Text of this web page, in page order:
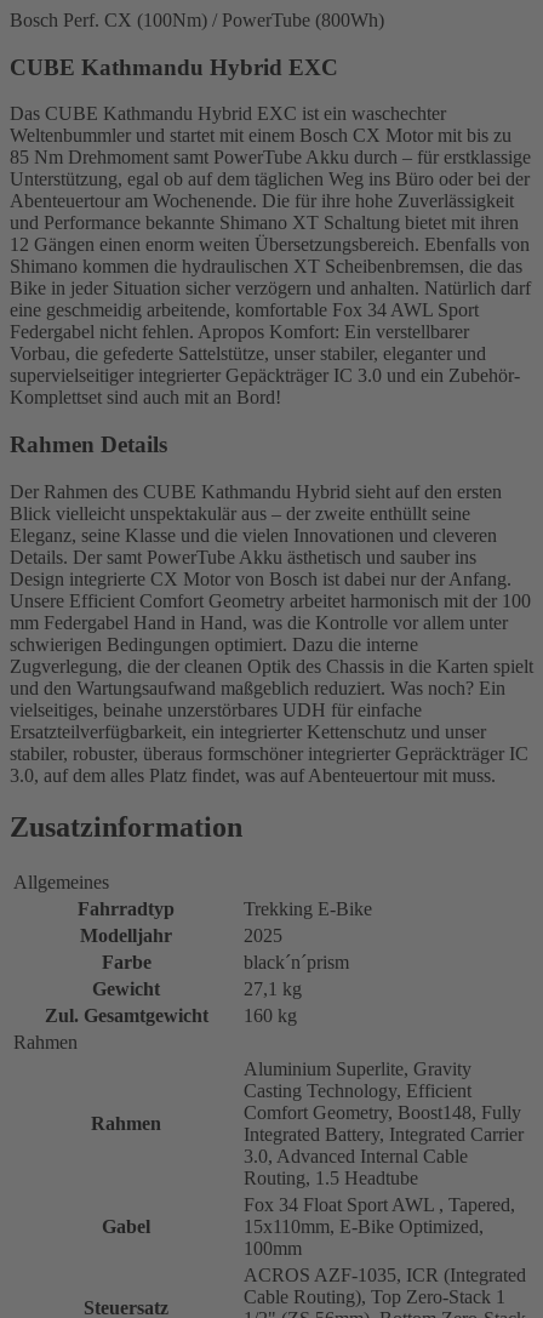
Bosch Perf. CX (100Nm) / PowerTube (800Wh)
CUBE Kathmandu Hybrid EXC
Das CUBE Kathmandu Hybrid EXC ist ein waschechter
Weltenbummler und startet mit einem Bosch CX Motor mit bis zu
85 Nm Drehmoment samt PowerTube Akku durch – für erstklassige
Unterstützung, egal ob auf dem täglichen Weg ins Büro oder bei der
Abenteuertour am Wochenende. Die für ihre hohe Zuverlässigkeit
und Performance bekannte Shimano XT Schaltung bietet mit ihren
12 Gängen einen enorm weiten Übersetzungsbereich. Ebenfalls von
Shimano kommen die hydraulischen XT Scheibenbremsen, die das
Bike in jeder Situation sicher verzögern und anhalten. Natürlich darf
eine geschmeidig arbeitende, komfortable Fox 34 AWL Sport
Federgabel nicht fehlen. Apropos Komfort: Ein verstellbarer
Vorbau, die gefederte Sattelstütze, unser stabiler, eleganter und
supervielseitiger integrierter Gepäckträger IC 3.0 und ein Zubehör-
Komplettset sind auch mit an Bord!
Rahmen Details
Der Rahmen des CUBE Kathmandu Hybrid sieht auf den ersten
Blick vielleicht unspektakulär aus – der zweite enthüllt seine
Eleganz, seine Klasse und die vielen Innovationen und cleveren
Details. Der samt PowerTube Akku ästhetisch und sauber ins
Design integrierte CX Motor von Bosch ist dabei nur der Anfang.
Unsere Efficient Comfort Geometry arbeitet harmonisch mit der 100
mm Federgabel Hand in Hand, was die Kontrolle vor allem unter
schwierigen Bedingungen optimiert. Dazu die interne
Zugverlegung, die der cleanen Optik des Chassis in die Karten spielt
und den Wartungsaufwand maßgeblich reduziert. Was noch? Ein
vielseitiges, beinahe unzerstörbares UDH für einfache
Ersatzteilverfügbarkeit, ein integrierter Kettenschutz und unser
stabiler, robuster, überaus formschöner integrierter Gepräckträger IC
3.0, auf dem alles Platz findet, was auf Abenteuertour mit muss.
Zusatzinformation
Allgemeines
Fahrradtyp
Trekking E-Bike
Modelljahr
2025
Farbe
black´n´prism
Gewicht
27,1 kg
Zul. Gesamtgewicht
160 kg
Rahmen
Rahmen
Aluminium Superlite, Gravity
Casting Technology, Efficient
Comfort Geometry, Boost148, Fully
Integrated Battery, Integrated Carrier
3.0, Advanced Internal Cable
Routing, 1.5 Headtube
Gabel
Fox 34 Float Sport AWL , Tapered,
15x110mm, E-Bike Optimized,
100mm
Steuersatz
ACROS AZF-1035, ICR (Integrated
Cable Routing), Top Zero-Stack 1